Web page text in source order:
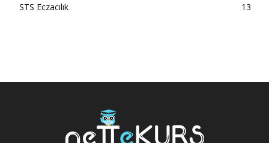
STS Eczacılık
13